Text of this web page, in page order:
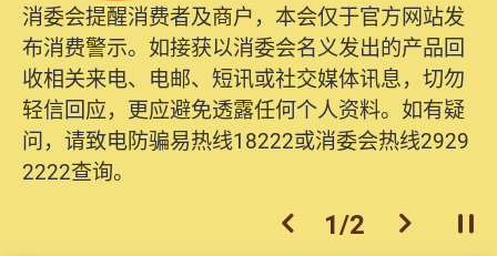
消委会提醒消费者及商户，本会仅于官方网站发
布消费警示。如接获以消委会名义发出的产品回
收相关来电、电邮、短讯或社交媒体讯息，切勿
轻信回应，更应避免透露任何个人资料。如有疑
问，请致电防骗易热线18222或消委会热线2929
2222查询。
为提升使用者体验及网络安全，本会的投诉处理
系统已经进行升级及推出新功能。由2025年11月
10日起，消费者需要提供基本联络资料（包括姓
名、电邮及电话）注册帐户，才可提交投诉、查
询及建议。所有提交纪录将清晰整合于帐户中，
方便日后作出跟进。
上一个
2/2 下一个开